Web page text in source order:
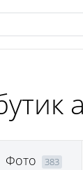
Фото 383